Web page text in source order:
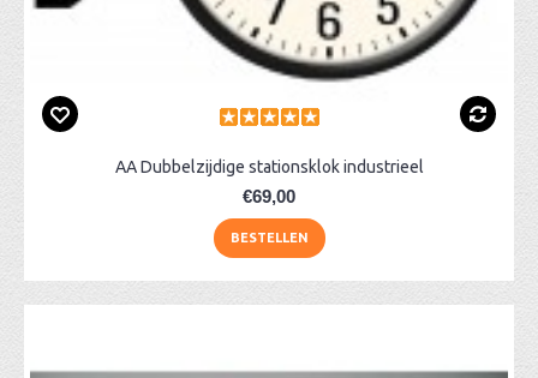
AA Dubbelzijdige stationsklok industrieel
€69,00
BESTELLEN